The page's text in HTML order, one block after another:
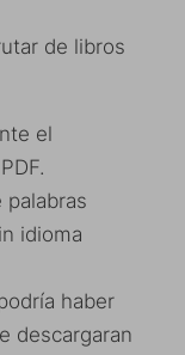
de libros
el
idioma
haber
descargaran